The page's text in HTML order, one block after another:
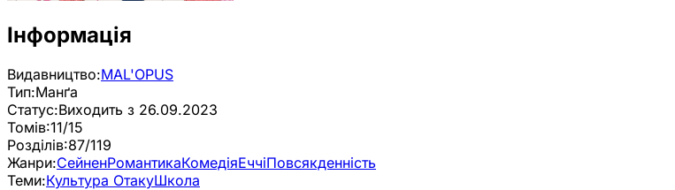
Інформація
Видавництво:MAL'OPUS
Тип:Манґа
Статус:Виходить з 26.09.2023
Томів:11/15
Розділів:87/119
Жанри:СейненРомантикаКомедіяЕччіПовсякденність
Теми:Культура ОтакуШкола